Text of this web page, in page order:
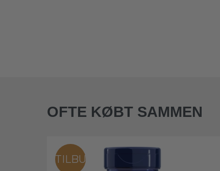
OFTE KØBT SAMMEN
TILBUD